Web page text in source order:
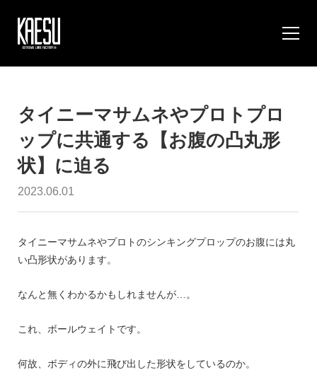
タイニーマサムネやプロトプロ
ップに共通する【お腹の凸丸形
状】に迫る
2023.06.01
タイニーマサムネやプロトのシンキングプロップのお腹には丸
い凸形状があります。
なんと無くわかるかもしれませんが…。
これ、ボールウェイトです。
何故、ボディの外に飛び出した形状をしているのか。